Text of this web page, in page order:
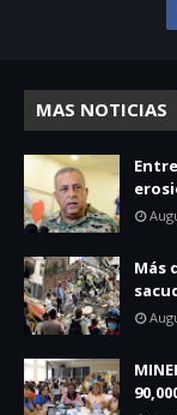
MAS NOTICIAS
Más